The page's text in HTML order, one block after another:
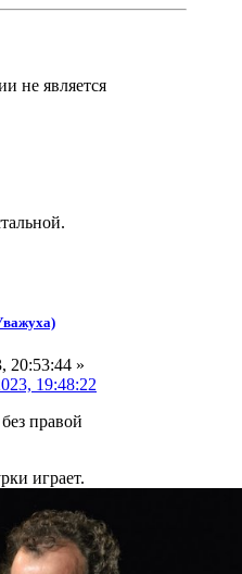
не является
20:53:44 »
19:48:22
правой
играет.